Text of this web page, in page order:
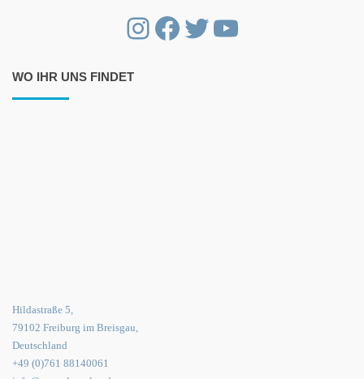
Instagram
Facebook
Twitter
YouTube
WO IHR UNS FINDET
Hildastraße 5,
79102 Freiburg im Breisgau,
Deutschland
+49 (0)761 88140061